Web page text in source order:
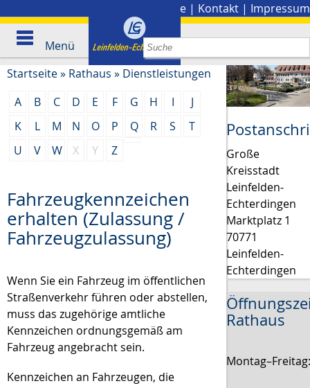
Presse | Kontakt | Impressum
Menü
Startseite» Rathaus » Dienstleistungen
A
B C D E F G H I
J
K
L M N O P Q R S
T
U
V W X Y Z
Fahrzeugkennzeichen
erhalten (Zulassung /
Fahrzeugzulassung)
Wenn Sie ein Fahrzeug im öffentlichen
Straßenverkehr führen oder abstellen,
muss das zugehörige amtliche
Kennzeichen ordnungsgemäß am
Fahrzeug angebracht sein.
Kennzeichen an Fahrzeugen, die
Große
Kreisstadt
Leinfelden-
Echterdingen
Marktplatz 1
70771
Leinfelden-
Echterdingen
Rathaus